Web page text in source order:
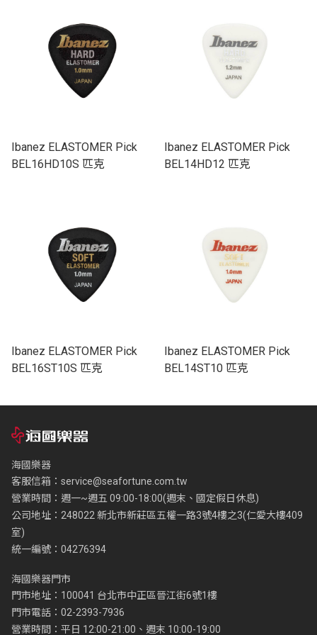
Ibanez ELASTOMER Pick
BEL16HD10S 匹克
Ibanez ELASTOMER Pick
BEL14HD12 匹克
Ibanez ELASTOMER Pick
BEL16ST10S 匹克
Ibanez ELASTOMER Pick
BEL14ST10 匹克
海國樂器
客服信箱： service@seafortune.com.tw
營業時間：週一~週五 09:00-18:00(週末、國定假日休息)
公司地址：248022 新北市新莊區五權一路3號4樓之3(仁愛大樓409
室)
統一編號：04276394
海國樂器門市
門市地址：100041 台北市中正區晉江街6號1樓
門市電話：02-2393-7936
營業時間：平日 12:00-21:00、週末 10:00-19:00